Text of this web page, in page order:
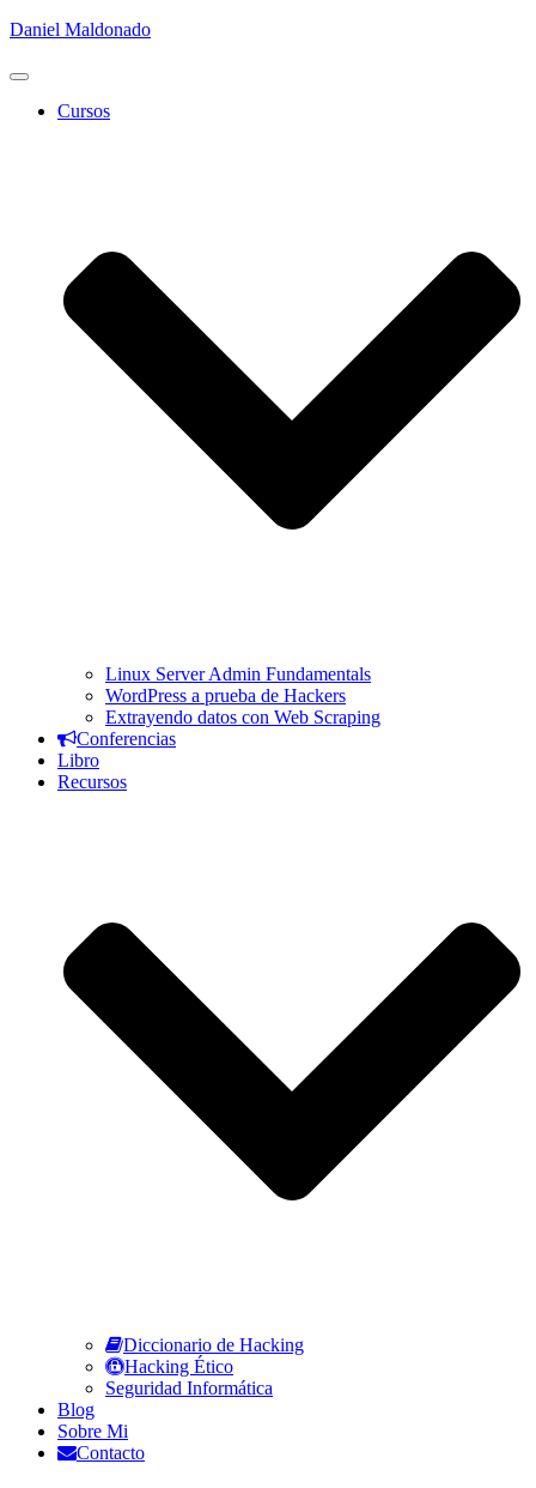
Daniel Maldonado
Cambiar
Cursos
Linux Server Admin Fundamentals
WordPress a prueba de Hackers
Extrayendo datos con Web Scraping
Conferencias
Libro
Recursos
Diccionario de Hacking
Hacking Ético
Seguridad Informática
Blog
Sobre Mi
Contacto